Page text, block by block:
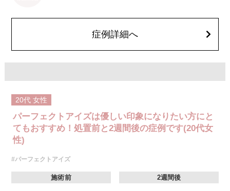
後一時的に生じることがございます。また、稀に細菌感染症、左右差、後
戻り、目尻のラインに段差が生じる、睫毛が切れたり抜ける、結膜腫脹な
どが生じることがございます。
オプション：笑気麻酔 3,300円(税込)
症例詳細へ
20代 女性
パーフェクトアイズは優しい印象になりたい方にと
てもおすすめ！処置前と2週間後の症例です(20代女
性)
#パーフェクトアイズ
施術前 2週間後